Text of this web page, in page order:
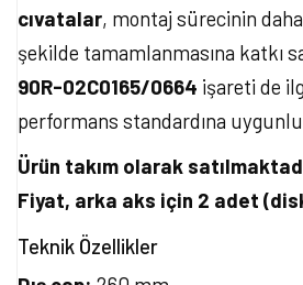
cıvatalar, montaj sürecinin
şekilde tamamlanmasına katkı
90R-02C0165/0664 işareti de
performans standardına
Ürün takım olarak
Fiyat, arka aks için 2 adet
Teknik Özellikler